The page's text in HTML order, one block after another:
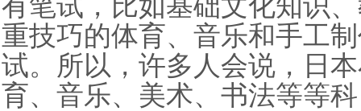
有笔试，比如基础文化知识
重技巧的体育、音乐和手工
试。所以，许多人会说，日
育、音乐、美术、书法等等